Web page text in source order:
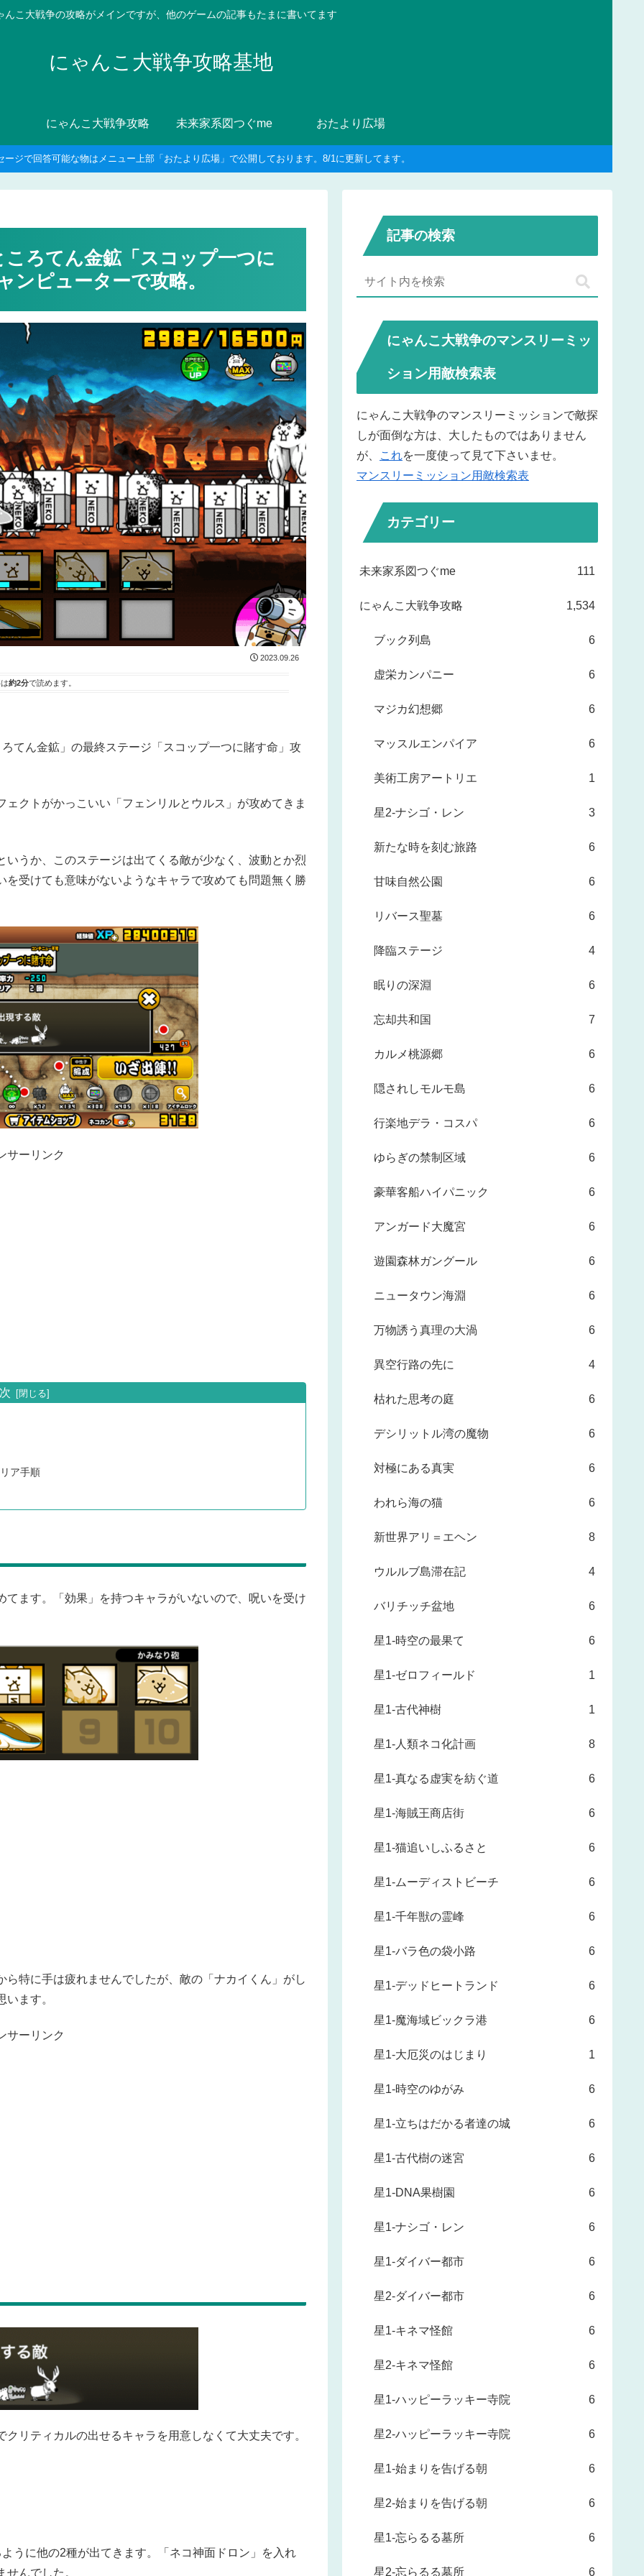
んこ大戦争の攻略がメインですが、他のゲームの記事もたまに書いてます
にゃんこ大戦争攻略基地
にゃんこ大戦争攻略 未来家系図つぐme おたより広場
ージで回答可能な物はメニュー上部「おたより広場」で公開しております。8/1に更新してます。
ろてん金鉱「スコップ一つに
ンピューターで攻略。
2023.09.26
約2分で読めます。
てん金鉱」の最終ステージ「スコップ一つに賭す命」攻
クトがかっこいい「フェンリルとウルス」が攻めてきま
うか、このステージは出てくる敵が少なく、波動とか烈
受けても意味がないようなキャラで攻めても問題無く勝
サーリンク
ア手順
ます。「効果」を持つキャラがいないので、呪いを受け
特に手は疲れませんでしたが、敵の「ナカイくん」がし
ます。
サーリンク
リティカルの出せるキャラを用意しなくて大丈夫です。
うに他の2種が出てきます。「ネコ神面ドロン」を入れ
んでした。
記事の検索
にゃんこ大戦争のマンスリーミッ
ション用敵検索表
にゃんこ大戦争のマンスリーミッションで敵探
しが面倒な方は、大したものではありません
が、
これを一度使って見て下さいませ。
マンスリーミッション用敵検索表
カテゴリー
未来家系図つぐme 111
にゃんこ大戦争攻略 1,534
ブック列島 6
虚栄カンパニー 6
マジカ幻想郷 6
マッスルエンパイア 6
美術工房アートリエ 1
星2-ナシゴ・レン 3
新たな時を刻む旅路 6
甘味自然公園 6
リバース聖墓 6
降臨ステージ 4
眠りの深淵 6
忘却共和国 7
カルメ桃源郷 6
隠されしモルモ島 6
行楽地デラ・コスパ 6
ゆらぎの禁制区域 6
豪華客船ハイパニック 6
アンガード大魔宮 6
遊園森林ガングール 6
ニュータウン海淵 6
万物誘う真理の大渦 6
異空行路の先に 4
枯れた思考の庭 6
デシリットル湾の魔物 6
対極にある真実 6
われら海の猫 6
新世界アリ＝エヘン 8
ウルルブ島滞在記 4
バリチッチ盆地 6
星1-時空の最果て 6
星1-ゼロフィールド 1
星1-古代神樹 1
星1-人類ネコ化計画 8
星1-真なる虚実を紡ぐ道 6
星1-海賊王商店街 6
星1-猫追いしふるさと 6
星1-ムーディストビーチ 6
星1-千年獣の霊峰 6
星1-バラ色の袋小路 6
星1-デッドヒートランド 6
星1-魔海域ビックラ港 6
星1-大厄災のはじまり 1
星1-時空のゆがみ 6
星1-立ちはだかる者達の城 6
星1-古代樹の迷宮 6
星1-DNA果樹園 6
星1-ナシゴ・レン 6
星1-ダイバー都市 6
星2-ダイバー都市 6
星1-キネマ怪館 6
星2-キネマ怪館 6
星1-ハッピーラッキー寺院 6
星2-ハッピーラッキー寺院 6
星1-始まりを告げる朝 6
星2-始まりを告げる朝 6
星1-忘らるる墓所 6
星2-忘らるる墓所 6